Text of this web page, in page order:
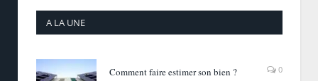
A LA UNE
0
Comment faire estimer son bien ?